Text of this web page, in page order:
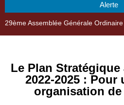
Alerte
Le Plan Stratégique
2022-2025 : Pour
organisation de